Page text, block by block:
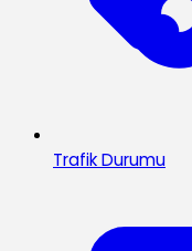
Trafik Durumu